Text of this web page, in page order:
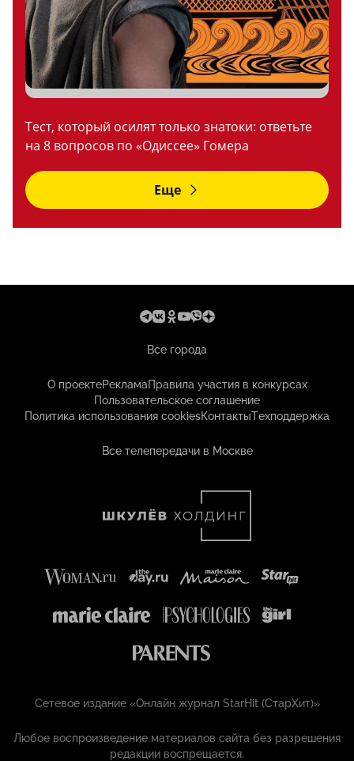
Тест, который осилят только знатоки: ответьте
на 8 вопросов по «Одиссее» Гомера
Еще
Все города
О проектеРекламаПравила участия в конкурсах
Пользовательское соглашение
Политика использования cookiesКонтактыТехподдержка
Все телепередачи в Москве
Сетевое издание «Онлайн журнал StarHit (СтарХит)»
Любое воспроизведение материалов сайта без разрешения
редакции воспрещается.